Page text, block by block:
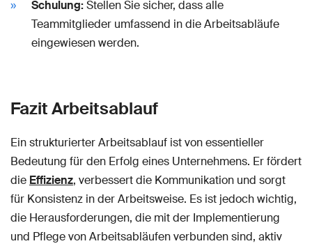
Schulung:Stellen Sie sicher, dass alle
Teammitglieder umfassend in die Arbeitsabläufe
eingewiesen werden.
Fazit Arbeitsablauf
Ein strukturierter Arbeitsablauf ist von essentieller
Bedeutung für den Erfolg eines Unternehmens. Er fördert
die Effizienz, verbessert die Kommunikation und sorgt
für Konsistenz in der Arbeitsweise. Es ist jedoch wichtig,
die Herausforderungen, die mit der Implementierung
und Pflege von Arbeitsabläufen verbunden sind, aktiv